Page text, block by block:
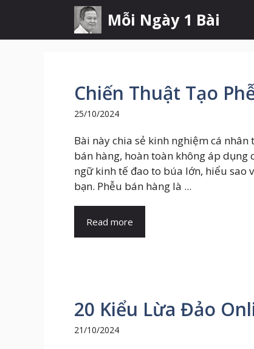
nội
Mỗi Ngày 1 Bài
Chiến Thuật Tạo
25/10/2024
Bài này chia sẻ kinh nghiệm cá nhân
bán hàng, hoàn toàn không áp dụng
ngữ kinh tế đao to búa lớn, hiểu sao
bạn. Phễu bán hàng là ...
Read more
20 Kiểu Lừa Đảo
21/10/2024